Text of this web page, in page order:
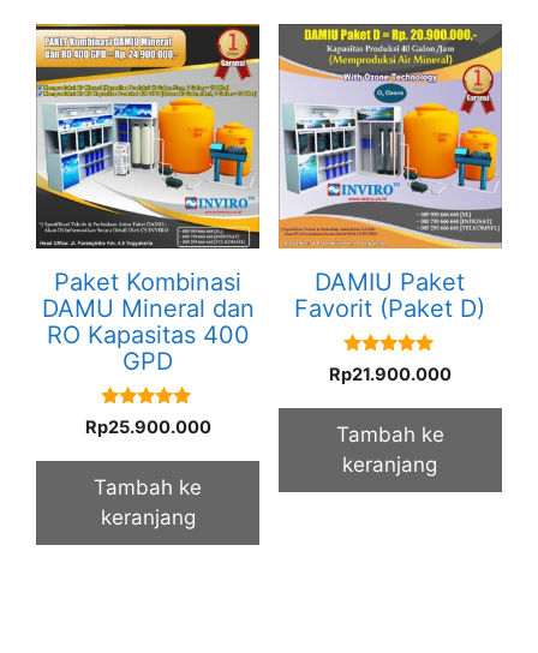
Paket Kombinasi
DAMU Mineral dan
RO Kapasitas 400
GPD
5.00
out of 5
Rp25.900.000
Tambah ke
keranjang
DAMIU Paket
Favorit (Paket D)
5.00
out of 5
Rp21.900.000
Tambah ke
keranjang